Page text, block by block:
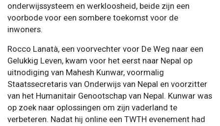
onderwijssysteem en werkloosheid, beide zijn een
voorbode voor een sombere toekomst voor de
inwoners.
Rocco Lanatà, een voorvechter voor De Weg naar een
Gelukkig Leven, kwam voor het eerst naar Nepal op
uitnodiging van Mahesh Kunwar, voormalig
Staatssecretaris van Onderwijs van Nepal en voorzitter
van het Humanitair Genootschap van Nepal. Kunwar was
op zoek naar oplossingen om zijn vaderland te
verbeteren. Nadat hij online een TWTH evenement had